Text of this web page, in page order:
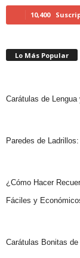
10,400
Lo Más Popular
Carátulas de
Paredes de
¿Cómo Hacer
Fáciles y
Carátulas Bonitas